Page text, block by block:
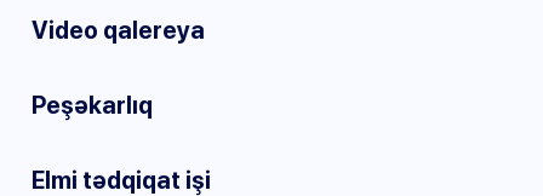
Video qalereya
Peşəkarlıq
Elmi tədqiqat işi